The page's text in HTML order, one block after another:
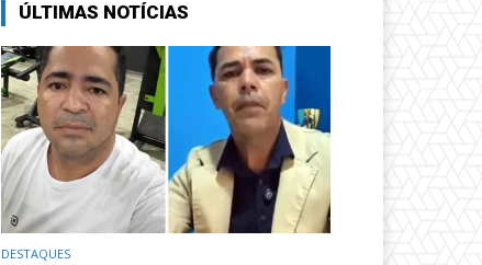
ÚLTIMAS NOTÍCIAS
DESTAQUES